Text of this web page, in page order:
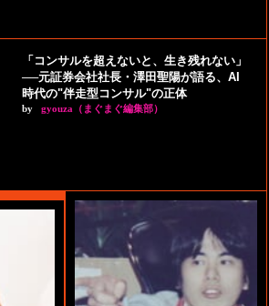
「コンサルを超えないと、生き残れない」
──元証券会社社長・澤田聖陽が語る、AI
時代の"伴走型コンサル"の正体
by gyouza（まぐまぐ編集部）